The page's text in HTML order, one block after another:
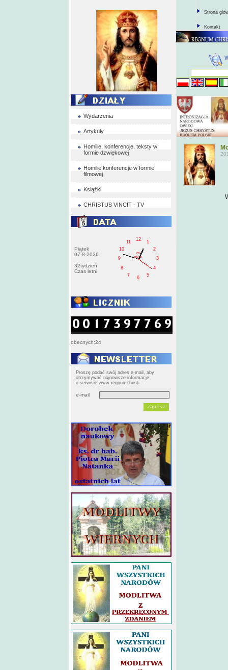
Wydarzenia
Artykuły
Homilie, konferencje, teksty w
formie dzwiękowej
Homilie konferencje w formie
filmowej
Książki
CHRISTUS VINCIT - TV
Piątek
07-8-2026
32tydzień
Czas letni
1
2
3
4
5
6
7
8
9
10
11
12
PM
pištek
obecnych:24
Proszę podać swój adres e-mail, aby
otrzymywać najnowsze informacje
o serwisie www.regnumchristi
e-mail
Strona
Kontakt